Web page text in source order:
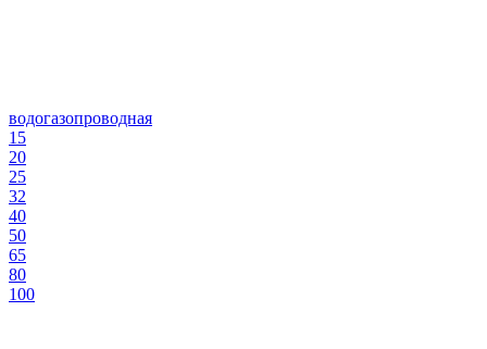
водогазопроводная
15
20
25
32
40
50
65
80
100